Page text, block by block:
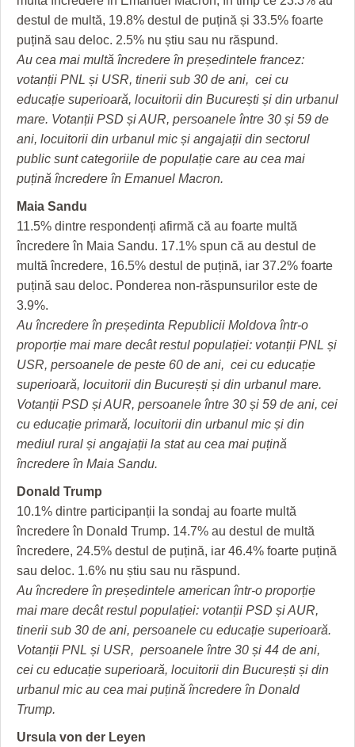
destul de multă, 19.8% destul de puțină și 33.5% foarte
puțină sau deloc. 2.5% nu știu sau nu răspund.
Au cea mai multă încredere în președintele francez:
votanții PNL și USR, tinerii sub 30 de ani, cei cu
educație superioară, locuitorii din București și din urbanul
mare. Votanții PSD și AUR, persoanele între 30 și 59 de
ani, locuitorii din urbanul mic și angajații din sectorul
public sunt categoriile de populație care au cea mai
puțină încredere în Emanuel Macron.
Maia Sandu
11.5% dintre respondenți afirmă că au foarte multă
încredere în Maia Sandu. 17.1% spun că au destul de
multă încredere, 16.5% destul de puțină, iar 37.2% foarte
puțină sau deloc. Ponderea non-răspunsurilor este de
3.9%.
Au încredere în președinta Republicii Moldova într-o
proporție mai mare decât restul populației: votanții PNL și
USR, persoanele de peste 60 de ani, cei cu educație
superioară, locuitorii din București și din urbanul mare.
Votanții PSD și AUR, persoanele între 30 și 59 de ani, cei
cu educație primară, locuitorii din urbanul mic și din
mediul rural și angajații la stat au cea mai puțină
încredere în Maia Sandu.
Donald Trump
10.1% dintre participanții la sondaj au foarte multă
încredere în Donald Trump. 14.7% au destul de multă
încredere, 24.5% destul de puțină, iar 46.4% foarte puțină
sau deloc. 1.6% nu știu sau nu răspund.
Au încredere în președintele american într-o proporție
mai mare decât restul populației: votanții PSD și AUR,
tinerii sub 30 de ani, persoanele cu educație superioară.
Votanții PNL și USR, persoanele între 30 și 44 de ani,
cei cu educație superioară, locuitorii din București și din
urbanul mic au cea mai puțină încredere în Donald
Trump.
Ursula von der Leyen